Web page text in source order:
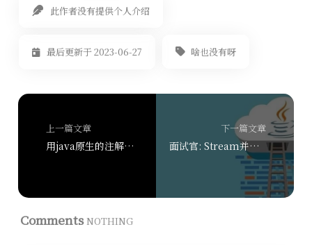
此作者没有提供个人介绍
最后更新于 2023-06-27 啥也没有呀
上一篇文章
用java原生的注解替换spring的注解
下一篇文章
面试官: Stream并行流有了解过吗？说说看
Comments NOTHING